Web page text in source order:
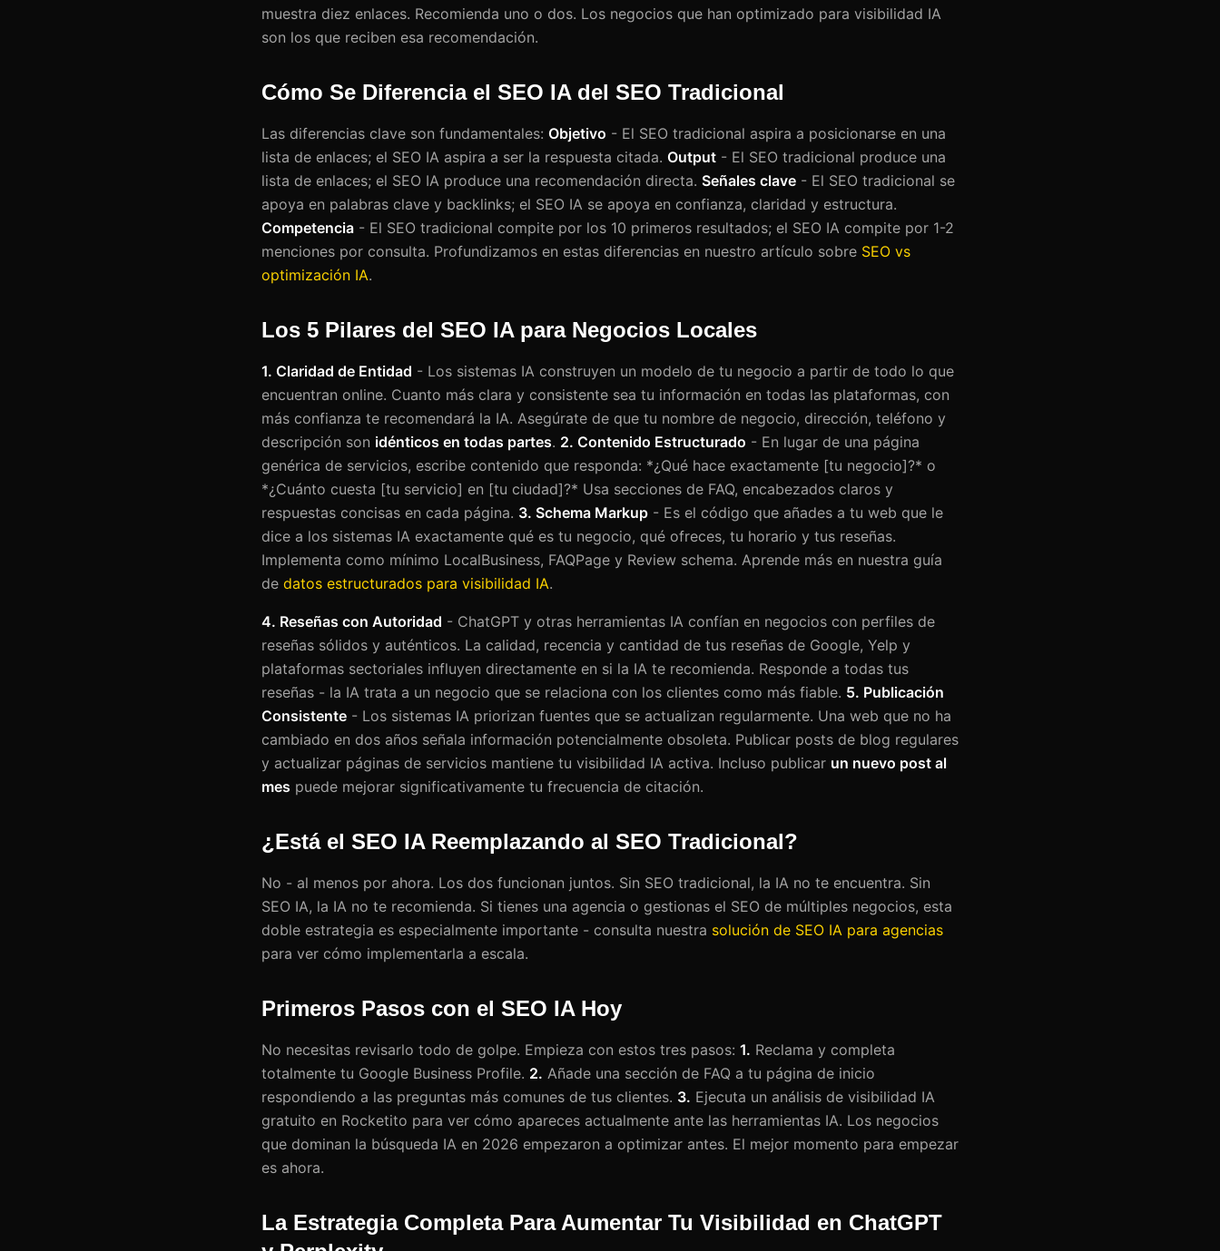
muestra diez enlaces. Recomienda uno o dos. Los negocios que han optimizado para visibilidad IA
son los que reciben esa recomendación.
Cómo Se Diferencia el SEO IA del SEO Tradicional
Las diferencias clave son fundamentales: Objetivo - El SEO tradicional aspira a posicionarse en una
lista de enlaces; el SEO IA aspira a ser la respuesta citada. Output - El SEO tradicional produce una
lista de enlaces; el SEO IA produce una recomendación directa. Señales clave - El SEO tradicional se
apoya en palabras clave y backlinks; el SEO IA se apoya en confianza, claridad y estructura.
Competencia - El SEO tradicional compite por los 10 primeros resultados; el SEO IA compite por 1-2
menciones por consulta. Profundizamos en estas diferencias en nuestro artículo sobre SEO vs
optimización IA.
Los 5 Pilares del SEO IA para Negocios Locales
1. Claridad de Entidad - Los sistemas IA construyen un modelo de tu negocio a partir de todo lo que
encuentran online. Cuanto más clara y consistente sea tu información en todas las plataformas, con
más confianza te recomendará la IA. Asegúrate de que tu nombre de negocio, dirección, teléfono y
descripción son idénticos en todas partes. 2. Contenido Estructurado - En lugar de una página
genérica de servicios, escribe contenido que responda: *¿Qué hace exactamente [tu negocio]?* o
*¿Cuánto cuesta [tu servicio] en [tu ciudad]?* Usa secciones de FAQ, encabezados claros y
respuestas concisas en cada página. 3. Schema Markup - Es el código que añades a tu web que le
dice a los sistemas IA exactamente qué es tu negocio, qué ofreces, tu horario y tus reseñas.
Implementa como mínimo LocalBusiness, FAQPage y Review schema. Aprende más en nuestra guía
de datos estructurados para visibilidad IA.
4. Reseñas con Autoridad - ChatGPT y otras herramientas IA confían en negocios con perfiles de
reseñas sólidos y auténticos. La calidad, recencia y cantidad de tus reseñas de Google, Yelp y
plataformas sectoriales influyen directamente en si la IA te recomienda. Responde a todas tus
reseñas - la IA trata a un negocio que se relaciona con los clientes como más fiable. 5. Publicación
Consistente - Los sistemas IA priorizan fuentes que se actualizan regularmente. Una web que no ha
cambiado en dos años señala información potencialmente obsoleta. Publicar posts de blog regulares
y actualizar páginas de servicios mantiene tu visibilidad IA activa. Incluso publicar un nuevo post al
mes puede mejorar significativamente tu frecuencia de citación.
¿Está el SEO IA Reemplazando al SEO Tradicional?
No - al menos por ahora. Los dos funcionan juntos. Sin SEO tradicional, la IA no te encuentra. Sin
SEO IA, la IA no te recomienda. Si tienes una agencia o gestionas el SEO de múltiples negocios, esta
doble estrategia es especialmente importante - consulta nuestra solución de SEO IA para agencias
para ver cómo implementarla a escala.
Primeros Pasos con el SEO IA Hoy
No necesitas revisarlo todo de golpe. Empieza con estos tres pasos: 1. Reclama y completa
totalmente tu Google Business Profile. 2. Añade una sección de FAQ a tu página de inicio
respondiendo a las preguntas más comunes de tus clientes. 3. Ejecuta un análisis de visibilidad IA
gratuito en Rocketito para ver cómo apareces actualmente ante las herramientas IA. Los negocios
que dominan la búsqueda IA en 2026 empezaron a optimizar antes. El mejor momento para empezar
es ahora.
La Estrategia Completa Para Aumentar Tu Visibilidad en ChatGPT